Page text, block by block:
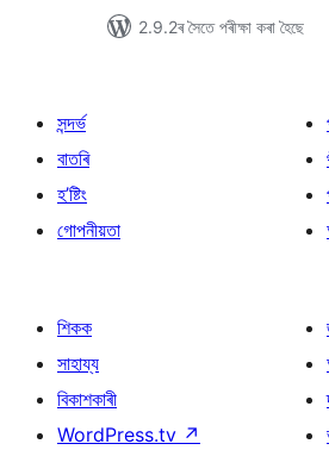
2.9.2ৰ সৈতে পৰীক্ষা কৰা হৈছে
সন্দৰ্ভ
বাতৰি
হ’ষ্টিং
গোপনীয়তা
শিকক
সাহায্য
বিকাশকাৰী
WordPress.tv ↗